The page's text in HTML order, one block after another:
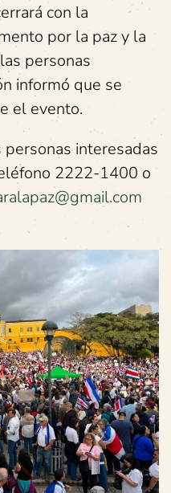
con la
por la paz y la
personas
informó que se
el evento.
personas interesadas
2222-1400 o